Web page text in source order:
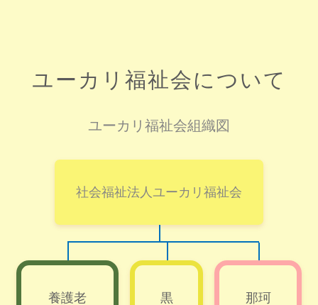
ユーカリ福祉会について
ユーカリ福祉会組織図
社会福祉法人ユーカリ福祉会
養護老 黒 那珂